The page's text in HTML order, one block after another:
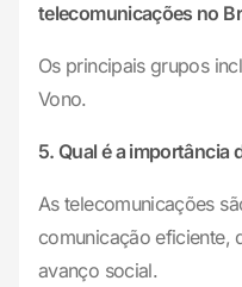
telecomunicações no
Os principais grupos
Vono.
5. Qual é a importância
As telecomunicações
comunicação eficiente,
avanço social.